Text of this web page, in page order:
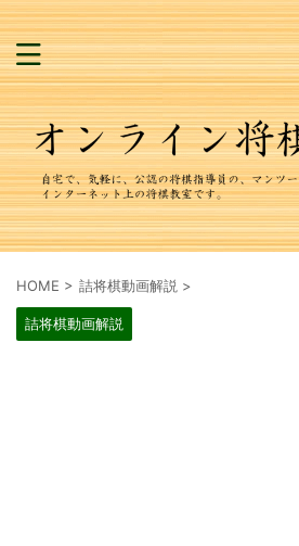
HOME > 詰将棋動画解説 >
詰将棋動画解説